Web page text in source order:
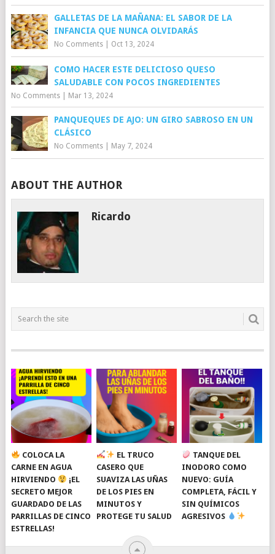
GALLETAS DE LA MAÑANA: EL SABOR DE LA
INFANCIA QUE NUNCA OLVIDARÁS
No Comments| Oct 13, 2024
COMO HACER ESTE DELICIOSO QUESO
SALUDABLE CON POCOS INGREDIENTES
No Comments| Mar 13, 2024
PANQUEQUES DE AJO: UN GIRO SABROSO EN UN
CLÁSICO
No Comments| May 7, 2024
ABOUT THE AUTHOR
Ricardo
COLOCA LA
CARNE EN AGUA
HIRVIENDO
¡EL
SECRETO MEJOR
GUARDADO DE LAS
PARRILLAS DE CINCO
ESTRELLAS!
EL TRUCO
CASERO QUE
SUAVIZA LAS UÑAS
DE LOS PIES EN
MINUTOS Y
PROTEGE TU SALUD
TANQUE DEL
INODORO COMO
NUEVO: GUÍA
COMPLETA, FÁCIL Y
SIN QUÍMICOS
AGRESIVOS